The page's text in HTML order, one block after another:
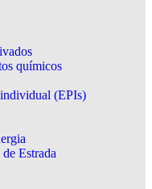
químicos
(EPIs)
Estrada